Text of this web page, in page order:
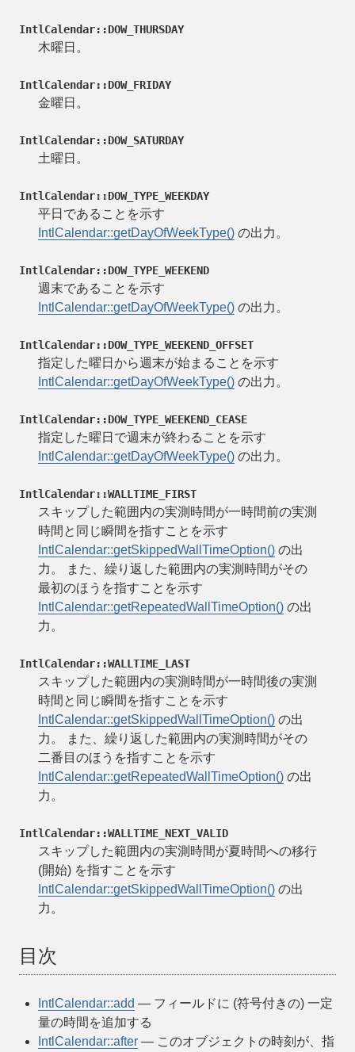
IntlCalendar::DOW_THURSDAY
木曜日。
IntlCalendar::DOW_FRIDAY
金曜日。
IntlCalendar::DOW_SATURDAY
土曜日。
IntlCalendar::DOW_TYPE_WEEKDAY
平日であることを示す
IntlCalendar::getDayOfWeekType() の出力。
IntlCalendar::DOW_TYPE_WEEKEND
週末であることを示す
IntlCalendar::getDayOfWeekType() の出力。
IntlCalendar::DOW_TYPE_WEEKEND_OFFSET
指定した曜日から週末が始まることを示す
IntlCalendar::getDayOfWeekType() の出力。
IntlCalendar::DOW_TYPE_WEEKEND_CEASE
指定した曜日で週末が終わることを示す
IntlCalendar::getDayOfWeekType() の出力。
IntlCalendar::WALLTIME_FIRST
スキップした範囲内の実測時間が一時間前の実測
時間と同じ瞬間を指すことを示す
IntlCalendar::getSkippedWallTimeOption() の出
力。 また、繰り返した範囲内の実測時間がその
最初のほうを指すことを示す
IntlCalendar::getRepeatedWallTimeOption() の出
力。
IntlCalendar::WALLTIME_LAST
スキップした範囲内の実測時間が一時間後の実測
時間と同じ瞬間を指すことを示す
IntlCalendar::getSkippedWallTimeOption() の出
力。 また、繰り返した範囲内の実測時間がその
二番目のほうを指すことを示す
IntlCalendar::getRepeatedWallTimeOption() の出
力。
IntlCalendar::WALLTIME_NEXT_VALID
スキップした範囲内の実測時間が夏時間への移行
(開始) を指すことを示す
IntlCalendar::getSkippedWallTimeOption() の出
力。
目次
IntlCalendar::add — フィールドに (符号付きの) 一定
量の時間を追加する
IntlCalendar::after — このオブジェクトの時刻が、指